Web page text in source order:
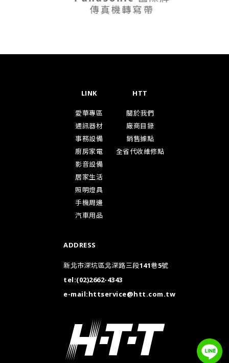
傳真機轉寫帶
LINK
愛華專區
通訊器材
事務設備
廚房家電
影音設備
居家生活
照明燈具
手機周邊
汽車用品
HTT
關於我們
廠商目錄
銷售據點
全省代收維修點
ADDRESS
新北市深坑區北深路三段141巷5號
tel:(02)2662-4343
e-mail:httservice@htt.com.tw